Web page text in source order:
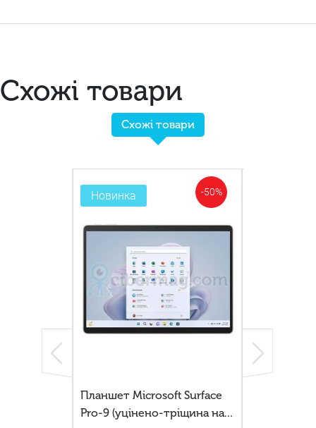
Схожі товари
Схожі товари
-50%
Новинка
Планшет Microsoft Surface
Pro-9 (уцінено-тріщина на